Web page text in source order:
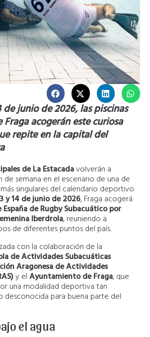
de junio de 2026, las piscinas
acogerán este curiosa
repite en la capital del
de La Estacadavolverán a
semana en el escenario de una de
singulares del calendario deportivo
y 14 de junio de 2026, Fraga acogerá
de Rugby Subacuático por
Iberdrola, reuniendo a
de diferentes puntos del país.
con la colaboración de la
de Actividades Subacuáticas
Aragonesa de Actividades
y elAyuntamiento de Fraga, que
una modalidad deportiva tan
desconocida para buena parte del
el agua